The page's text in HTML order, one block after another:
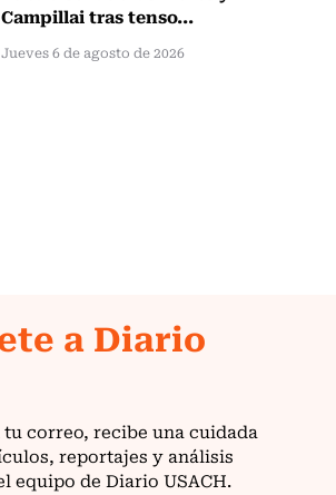
Campillai tras tenso...
Jueves 6 de agosto de 2026